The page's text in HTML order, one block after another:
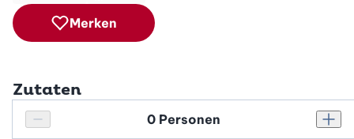
Merken
Zutaten
Personenanzahl verringern
Personenanzahl